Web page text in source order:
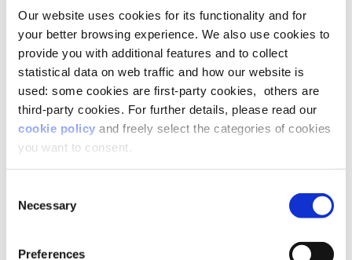
Our website uses cookies for its functionality and for
your better browsing experience. We also use cookies to
provide you with additional features and to collect
statistical data on web traffic and how our website is
used: some cookies are first-party cookies, others are
third-party cookies. For further details, please read our
cookie policy and freely select the categories of cookies
you want to consent.
Selection
Necessary
Preferences
riescono ancora poco a mettere al servizio
dell’organizzazione competenze eruoli
appresi in contesti diversi da quello lavorativo
(solo il 14%).Le ragioni di tale difficoltà sono da
ricercare nella cultura organizzativa e nello stile
di leadership dei manager.Poi, solo il 9% dei
lavoratoriconcorda pienamente sul fatto cheil
proprio manager sia in grado di valorizzare il
suo potenzialee solo il
Dopo l’arrivo della pandemia, il fenomeno del
parental burnout
è sempre più diffuso. Oltre
dimissioni in un anno